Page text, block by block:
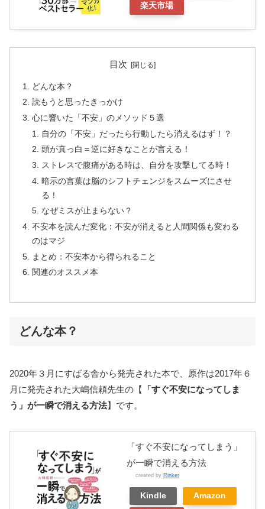
楽天市場
目次
どんな本？
読もうと思ったきっかけ
心に響いた「不安」のメソッド５選
自分の「不安」だったら行動したら消えるはず！？
頭が真っ白＝逆に好きなことが言える！
ストレスで腹痛がある時は、自分を攻撃してる時！
暗示の言葉は脳のシフトチェンジをスムーズにさせ
る！
なぜミスが止まらない？
不安本を読んだ変化：不安が消えると人間関係も変わる
のはマジ
まとめ：不安本から得られること
関連のオススメ本
どんな本？
2020年３月にすばる舎から発売された本で、原作は2017年６
月に発売された大嶋信頼先生の【
「すぐ不安になってしま
う」が一瞬で消える方法】です。
「すぐ不安になってしまう」
が一瞬で消える方法
created by Rinker
Kindle Amazon